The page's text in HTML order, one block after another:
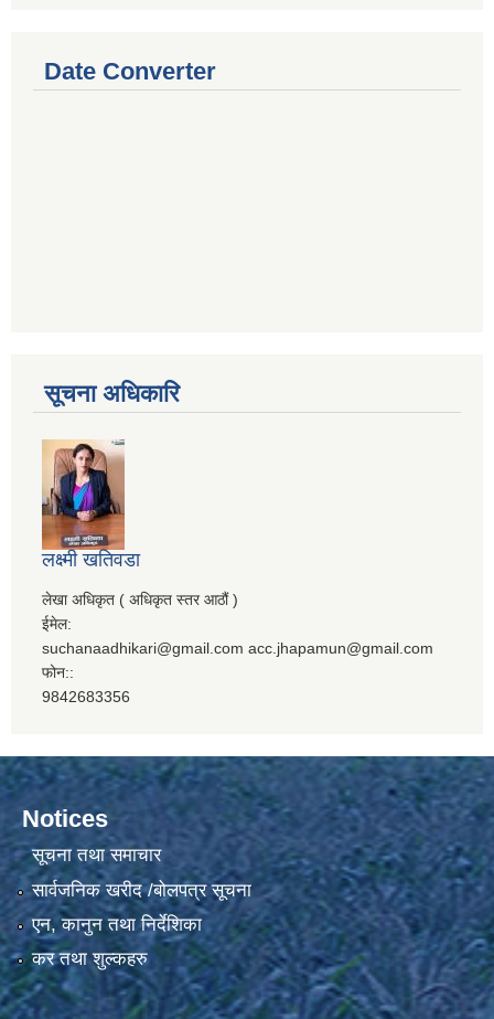
Date Converter
सूचना अधिकारि
लक्ष्मी खतिवडा
लेखा अधिकृत ( अधिकृत स्तर आठौं )
ईमेल:
suchanaadhikari@gmail.com acc.jhapamun@gmail.com
फोन::
9842683356
Notices
सूचना तथा समाचार
सार्वजनिक खरीद /बोलपत्र सूचना
एन, कानुन तथा निर्देशिका
कर तथा शुल्कहरु